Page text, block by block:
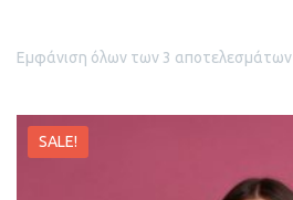
Εμφάνιση όλων των 3 αποτελεσμάτων
SALE!